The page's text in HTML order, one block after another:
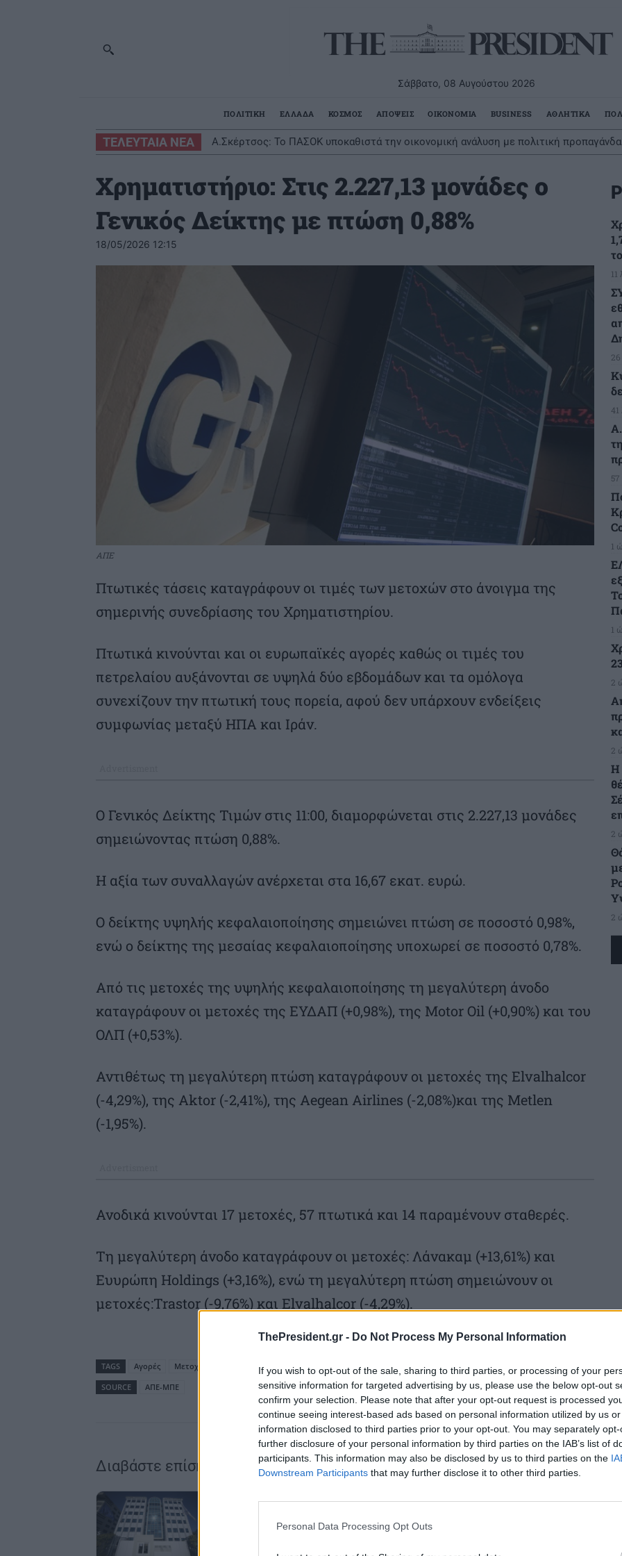
ThePresident.gr - Do Not Process My Personal Information
If you wish to opt-out of the sale, sharing to third parties, or processing of your
sensitive information for targeted advertising by us, please use the below opt-out
confirm your selection. Please note that after your opt-out request is processed
continue seeing interest-based ads based on personal information utilized by us
information disclosed to third parties prior to your opt-out. You may separately
further disclosure of your personal information by third parties on the IAB’s list of
participants. This information may also be disclosed by us to third parties on the
Downstream Participants that may further disclose it to other third parties.
Personal Data Processing Opt Outs
Σάββατο, 08 Αυγούστου 2026
ΠΟΛΙΤΙΚΗ ΕΛΛΑΔΑ ΚΟΣΜΟΣ ΑΠΟΨΕΙΣ ΟΙΚΟΝΟΜΙΑ BUSINESS ΑΘΛΗΤΙΚΑ
ΤΕΛΕΥΤΑΙΑ ΝΕΑ Α.Σκέρτσος: Το ΠΑΣΟΚ υποκαθιστά την οικονομική ανάλυση με πολιτική προπαγάνδα
Χρηματιστήριο: Στις 2.227,13 μονάδες ο
Γενικός Δείκτης με πτώση 0,88%
18/05/2026 12:15
ΑΠΕ
Πτωτικές τάσεις καταγράφουν οι τιμές των μετοχών στο άνοιγμα της
σημερινής συνεδρίασης του Χρηματιστηρίου.
Πτωτικά κινούνται και οι ευρωπαϊκές αγορές καθώς οι τιμές του
πετρελαίου αυξάνονται σε υψηλά δύο εβδομάδων και τα ομόλογα
συνεχίζουν την πτωτική τους πορεία, αφού δεν υπάρχουν ενδείξεις
συμφωνίας μεταξύ ΗΠΑ και Ιράν.
O Γενικός Δείκτης Τιμών στις 11:00, διαμορφώνεται στις 2.227,13 μονάδες
σημειώνοντας πτώση 0,88%.
Η αξία των συναλλαγών ανέρχεται στα 16,67 εκατ. ευρώ.
Ο δείκτης υψηλής κεφαλαιοποίησης σημειώνει πτώση σε ποσοστό 0,98%,
ενώ ο δείκτης της μεσαίας κεφαλαιοποίησης υποχωρεί σε ποσοστό 0,78%.
Από τις μετοχές της υψηλής κεφαλαιοποίησης τη μεγαλύτερη άνοδο
καταγράφουν οι μετοχές της ΕΥΔΑΠ (+0,98%), της Motor Oil (+0,90%) και του
ΟΛΠ (+0,53%).
Αντιθέτως τη μεγαλύτερη πτώση καταγράφουν οι μετοχές της Elvalhalcor
(-4,29%), της Aktor (-2,41%), της Aegean Airlines (-2,08%)και της Metlen
(-1,95%).
Ανοδικά κινούνται 17 μετοχές, 57 πτωτικά και 14 παραμένουν σταθερές.
Τη μεγαλύτερη άνοδο καταγράφουν οι μετοχές: Λάνακαμ (+13,61%) και
Ευυρώπη Holdings (+3,16%), ενώ τη μεγαλύτερη πτώση σημειώνουν οι
μετοχές:Trastor (-9,76%) και Elvalhalcor (-4,29%).
TAGS Αγορές Μετοχές
Χρηματιστήριο Αθηνών
SOURCE
ΑΠΕ-ΜΠΕ
Διαβάστε επίσης
11
1
1
2
2
H
2
2